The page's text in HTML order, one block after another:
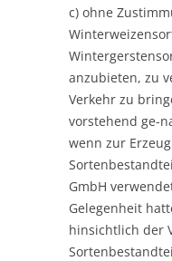
c) ohne
anzubieten, zu
Verkehr zu
vorstehend ge-
wenn zur
GmbH
Gelegenheit
hinsichtlich der